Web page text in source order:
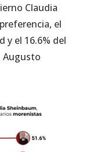
Claudia
el
y el 16.6% del
Augusto